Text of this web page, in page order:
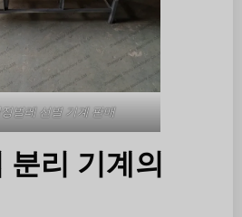
벌레 선별 기계 판매
분리 기계의